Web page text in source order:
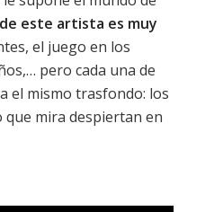
este artista es muy
el juego en los
pero cada una de
el mismo trasfondo: los
mira despiertan en